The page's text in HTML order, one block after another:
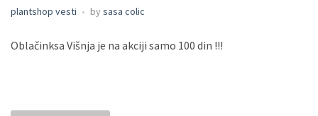
plantshop vesti by sasa colic
Oblačinksa Višnja je na akciji samo 100 din !!!